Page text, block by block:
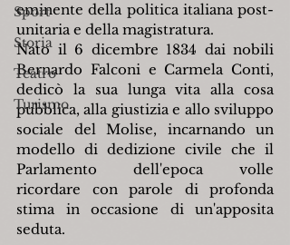
Sport
Storia
Teatro
Turismo
eminente della politica italiana post-
unitaria e della magistratura.
Nato il 6 dicembre 1834 dai nobili
Bernardo Falconi e Carmela Conti,
dedicò la sua lunga vita alla cosa
pubblica, alla giustizia e allo sviluppo
sociale del Molise, incarnando un
modello di dedizione civile che il
Parlamento dell'epoca volle
ricordare con parole di profonda
stima in occasione di un'apposita
seduta.